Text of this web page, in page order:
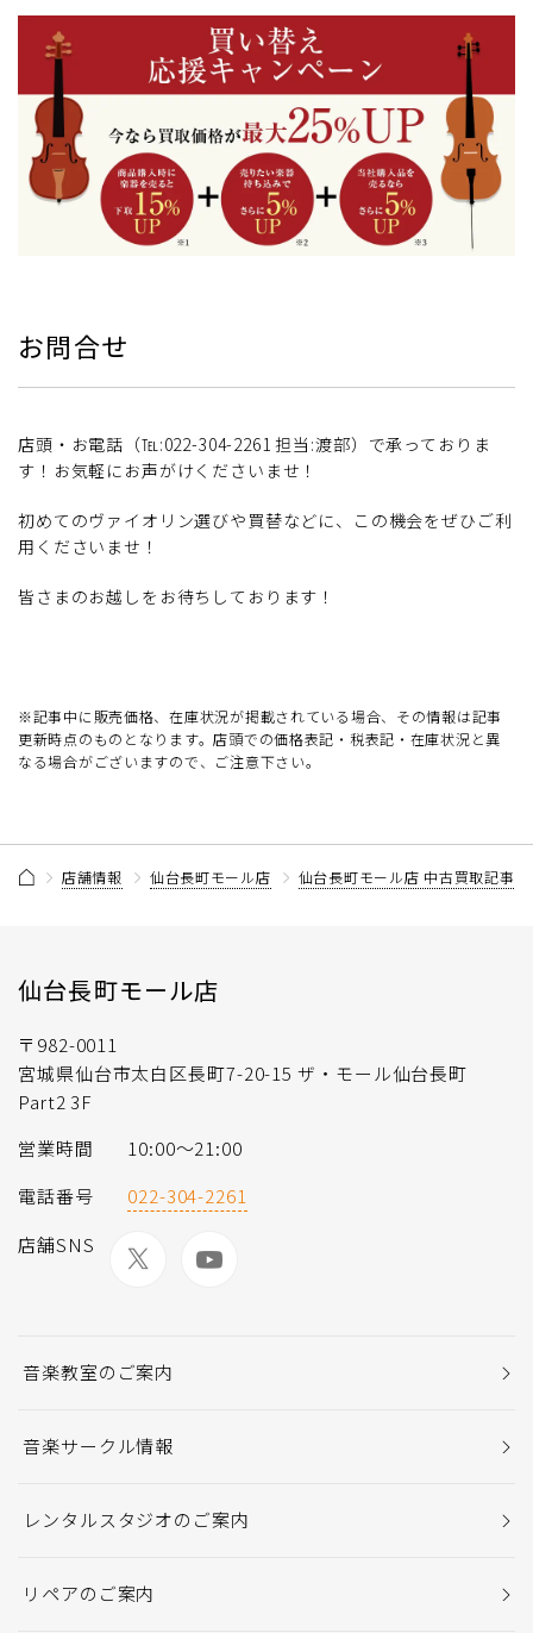
お問合せ
店頭・お電話（℡:022-304-2261 担当:渡部）で承っておりま
す！お気軽にお声がけくださいませ！
初めてのヴァイオリン選びや買替などに、この機会をぜひご利
用くださいませ！
皆さまのお越しをお待ちしております！
※記事中に販売価格、在庫状況が掲載されている場合、その情報は記事
更新時点のものとなります。店頭での価格表記・税表記・在庫状況と異
なる場合がございますので、ご注意下さい。
店舗情報 仙台長町モール店 仙台長町モール店 中古買取記事一
仙台長町モール店
〒982-0011
宮城県仙台市太白区長町7-20-15 ザ・モール仙台長町
Part2 3F
営業時間
10:00〜21:00
電話番号
022-304-2261
店舗SNS
音楽教室のご案内
音楽サークル情報
レンタルスタジオのご案内
リペアのご案内